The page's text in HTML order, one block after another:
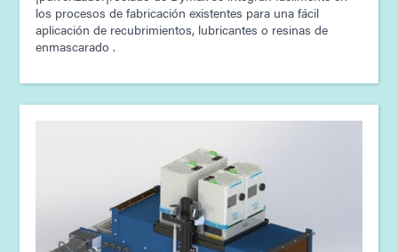
los procesos de fabricación existentes para una fácil
aplicación de recubrimientos, lubricantes o resinas de
enmascarado .